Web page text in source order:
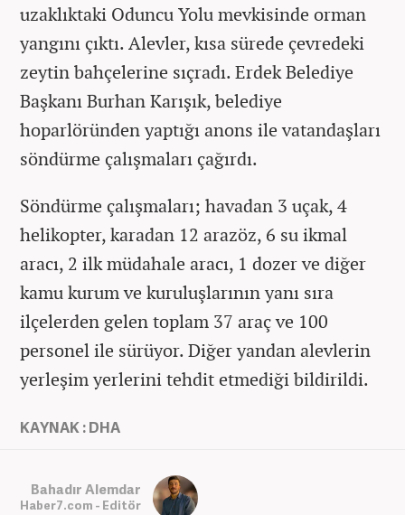
uzaklıktaki Oduncu Yolu mevkisinde orman
yangını çıktı. Alevler, kısa sürede çevredeki
zeytin bahçelerine sıçradı. Erdek Belediye
Başkanı Burhan Karışık, belediye
hoparlöründen yaptığı anons ile vatandaşları
söndürme çalışmaları çağırdı.
Söndürme çalışmaları; havadan 3 uçak, 4
helikopter, karadan 12 arazöz, 6 su ikmal
aracı, 2 ilk müdahale aracı, 1 dozer ve diğer
kamu kurum ve kuruluşlarının yanı sıra
ilçelerden gelen toplam 37 araç ve 100
personel ile sürüyor. Diğer yandan alevlerin
yerleşim yerlerini tehdit etmediği bildirildi.
KAYNAK : DHA
Bahadır Alemdar
Haber7.com - Editör